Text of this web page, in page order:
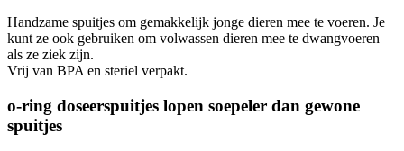
Handzame spuitjes om gemakkelijk jonge dieren mee te voeren. Je
kunt ze ook gebruiken om volwassen dieren mee te dwangvoeren
als ze ziek zijn.
Vrij van BPA en steriel verpakt.
o-ring doseerspuitjes lopen soepeler dan gewone
spuitjes